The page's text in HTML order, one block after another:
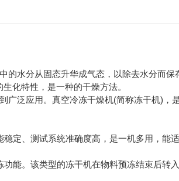
水分从固态升华成气态，以除去水分而
化特性，是一种的干燥方法。
广泛应用。真空冷冻干燥机(简称冻干机)
定、测试系统准确度高，是一机多用，能
能。该类型的冻干机在物料预冻结束后转